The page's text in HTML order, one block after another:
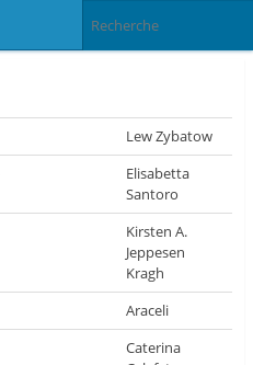
Lew Zybatow
Elisabetta
Santoro
Kirsten A.
Jeppesen
Kragh
Araceli
Caterina